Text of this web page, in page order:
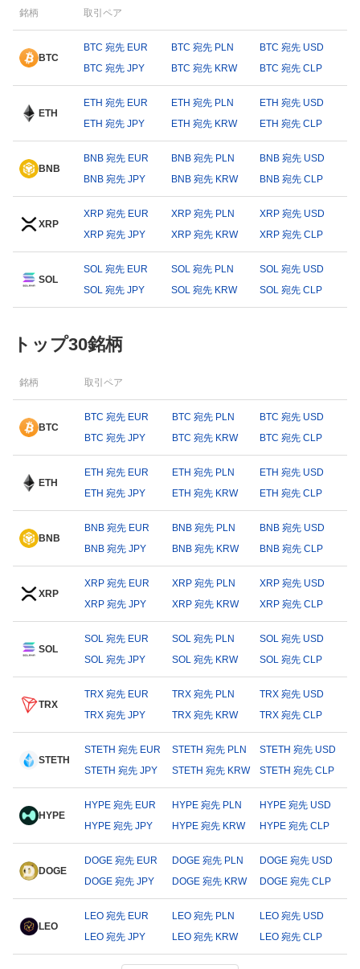
銘柄 取引ペア
BTC
BTC 宛先 EUR BTC 宛先 PLN
BTC 宛先 USD
BTC 宛先 JPY
BTC 宛先 KRW BTC 宛先 CLP
ETH
ETH 宛先 EUR ETH 宛先 PLN
ETH 宛先 USD
ETH 宛先 JPY
ETH 宛先 KRW ETH 宛先 CLP
BNB
BNB 宛先 EUR BNB 宛先 PLN
BNB 宛先 USD
BNB 宛先 JPY
BNB 宛先 KRW BNB 宛先 CLP
XRP
XRP 宛先 EUR XRP 宛先 PLN
XRP 宛先 USD
XRP 宛先 JPY
XRP 宛先 KRW XRP 宛先 CLP
SOL
SOL 宛先 EUR SOL 宛先 PLN
SOL 宛先 USD
SOL 宛先 JPY
SOL 宛先 KRW SOL 宛先 CLP
トップ30銘柄
銘柄 取引ペア
BTC
BTC 宛先 EUR BTC 宛先 PLN
BTC 宛先 USD
BTC 宛先 JPY
BTC 宛先 KRW BTC 宛先 CLP
ETH
ETH 宛先 EUR ETH 宛先 PLN
ETH 宛先 USD
ETH 宛先 JPY
ETH 宛先 KRW ETH 宛先 CLP
BNB
BNB 宛先 EUR BNB 宛先 PLN
BNB 宛先 USD
BNB 宛先 JPY
BNB 宛先 KRW BNB 宛先 CLP
XRP
XRP 宛先 EUR XRP 宛先 PLN
XRP 宛先 USD
XRP 宛先 JPY
XRP 宛先 KRW XRP 宛先 CLP
SOL
SOL 宛先 EUR SOL 宛先 PLN
SOL 宛先 USD
SOL 宛先 JPY
SOL 宛先 KRW SOL 宛先 CLP
TRX
TRX 宛先 EUR TRX 宛先 PLN
TRX 宛先 USD
TRX 宛先 JPY
TRX 宛先 KRW TRX 宛先 CLP
STETH
STETH 宛先 EUR STETH 宛先 PLN
STETH 宛先 USD
STETH 宛先 JPY
STETH 宛先 KRW STETH 宛先 CLP
HYPE
HYPE 宛先 EUR HYPE 宛先 PLN
HYPE 宛先 USD
HYPE 宛先 JPY
HYPE 宛先 KRW HYPE 宛先 CLP
DOGE
DOGE 宛先 EUR DOGE 宛先 PLN
DOGE 宛先 USD
DOGE 宛先 JPY
DOGE 宛先 KRW DOGE 宛先 CLP
LEO
LEO 宛先 EUR LEO 宛先 PLN
LEO 宛先 USD
LEO 宛先 JPY
LEO 宛先 KRW LEO 宛先 CLP